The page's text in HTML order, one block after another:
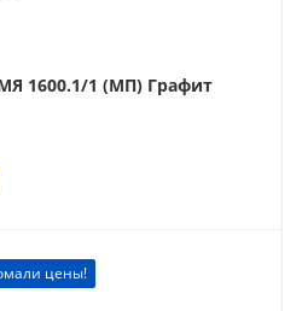
1600.1/1 (МП) Графит
цены!